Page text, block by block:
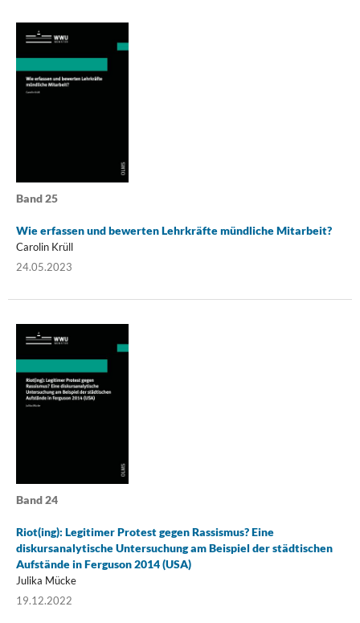
Band 25
Wie erfassen und bewerten Lehrkräfte mündliche Mitarbeit?
Carolin Krüll
24.05.2023
Band 24
Riot(ing): Legitimer Protest gegen Rassismus? Eine
diskursanalytische Untersuchung am Beispiel der städtischen
Aufstände in Ferguson 2014 (USA)
Julika Mücke
19.12.2022